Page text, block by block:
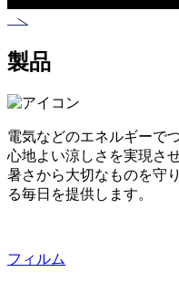
製品
電気などのエネルギーで
心地よい涼しさを実現さ
暑さから大切なものを守
る毎日を提供します。
フィルム